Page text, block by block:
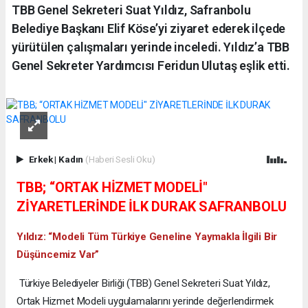
TBB Genel Sekreteri Suat Yıldız, Safranbolu
Belediye Başkanı Elif Köse’yi ziyaret ederek ilçede
yürütülen çalışmaları yerinde inceledi. Yıldız’a TBB
Genel Sekreter Yardımcısı Feridun Ulutaş eşlik etti.
Erkek| Kadın (Haberi Sesli Oku)
TBB; “ORTAK HİZMET MODELİ"
ZİYARETLERİNDE İLK DURAK SAFRANBOLU
Yıldız: “Modeli Tüm Türkiye Geneline Yaymakla İlgili Bir
Düşüncemiz Var”
Türkiye Belediyeler Birliği (TBB) Genel Sekreteri Suat Yıldız,
Ortak Hizmet Modeli uygulamalarını yerinde değerlendirmek